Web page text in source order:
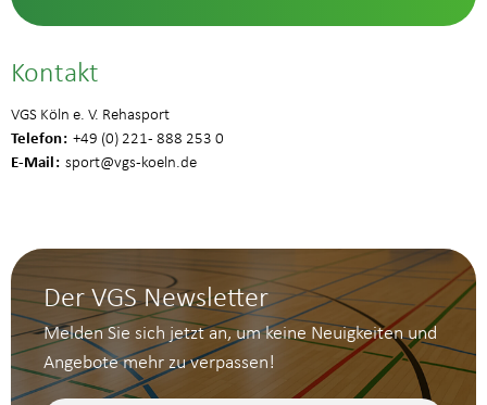
Kontakt
VGS Köln e. V. Rehasport
Telefon +49 (0) 221 - 888 253 0
E-Mail sport@vgs-koeln.de
Der VGS Newsletter
Melden Sie sich jetzt an, um keine Neuigkeiten und
Angebote mehr zu verpassen!